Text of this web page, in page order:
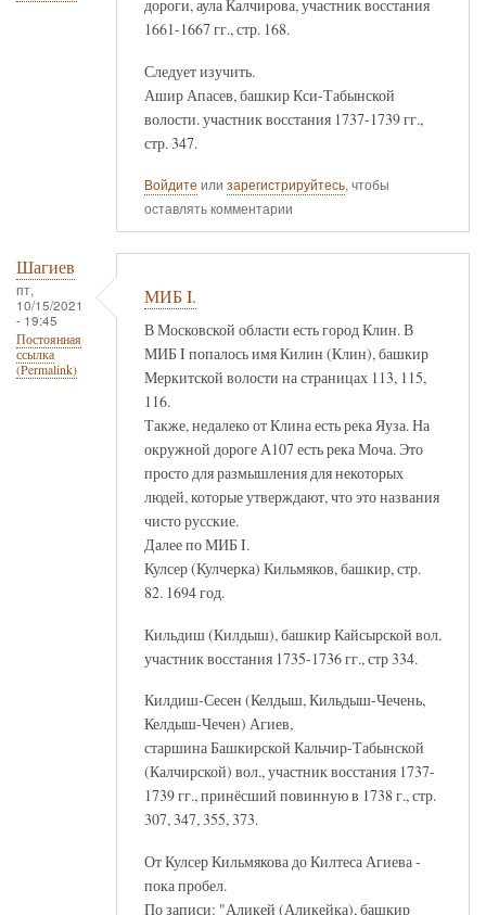
дороги, аула Калчирова, участник восстания
1661-1667 гг., стр. 168.
Следует изучить.
Ашир Апасев, башкир Кси-Табынской
волости. участник восстания 1737-1739 гг.,
стр. 347.
Войдите или зарегистрируйтесь, чтобы
оставлять комментарии
Шагиев
пт,
10/15/2021
- 19:45
Постоянная
ссылка
(Permalink)
МИБ I.
В Московской области есть город Клин. В
МИБ I попалось имя Килин (Клин), башкир
Меркитской волости на страницах 113, 115,
116.
Также, недалеко от Клина есть река Яуза. На
окружной дороге А107 есть река Моча. Это
просто для размышления для некоторых
людей, которые утверждают, что это названия
чисто русские.
Далее по МИБ I.
Кулсер (Кулчерка) Кильмяков, башкир, стр.
82. 1694 год.
Кильдиш (Килдыш), башкир Кайсырской вол.
участник восстания 1735-1736 гг., стр 334.
Килдиш-Сесен (Келдыш, Кильдыш-Чечень,
Келдыш-Чечен) Агиев,
старшина Башкирской Кальчир-Табынской
(Калчирской) вол., участник восстания 1737-
1739 гг., принёсший повинную в 1738 г., стр.
307, 347, 355, 373.
От Кулсер Кильмякова до Килтеса Агиева -
пока пробел.
По записи: "Аликей (Аликейка), башкир